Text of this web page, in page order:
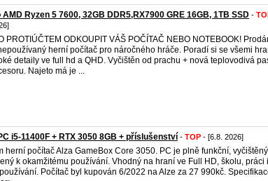
AMD Ryzen 5 7600, 32GB DDR5,RX7900 GRE 16GB, 1TB SSD -
PROTIÚČTEM ODKOUPIT VÁŠ POČÍTAČ NEBO NOTEBOOK!
herní počítač pro náročného hráče. Poradí si se všemi
detaily ve full hd a QHD. Vyčištěn od prachu + nová teplovodivá
Najeto má je ...
i5-11400F + RTX 3050 8GB + příslušenství - TOP - [6.8. 2026]
herní počítač Alza GameBox Core 3050. PC je plně funkční,
k okamžitému používání. Vhodný na hraní ve Full HD, školu, práci i
Počítač byl kupován 6/2022 na Alze za 27 990kč.